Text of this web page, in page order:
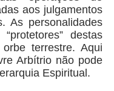
aos julgamentos
As personalidades
destas
terrestre. Aqui
Arbítrio não pode
Espiritual.